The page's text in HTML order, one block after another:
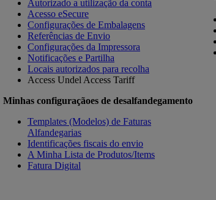
Autorizado a utilização da conta
Acesso eSecure
Configurações de Embalagens
Referências de Envio
Configurações da Impressora
Notificações e Partilha
Locais autorizados para recolha
Access Undel Access Tariff
Minhas configuraçãoes de desalfandegamento
Templates (Modelos) de Faturas
Alfandegarias
Identificações fiscais do envio
A Minha Lista de Produtos/Items
Fatura Digital